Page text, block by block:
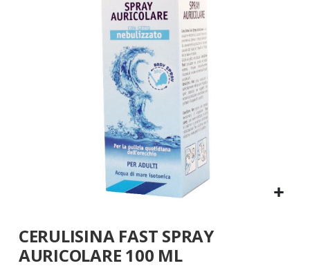
all'inizio
della
galleria
CERULISINA FAST SPRAY
AURICOLARE 100 ML